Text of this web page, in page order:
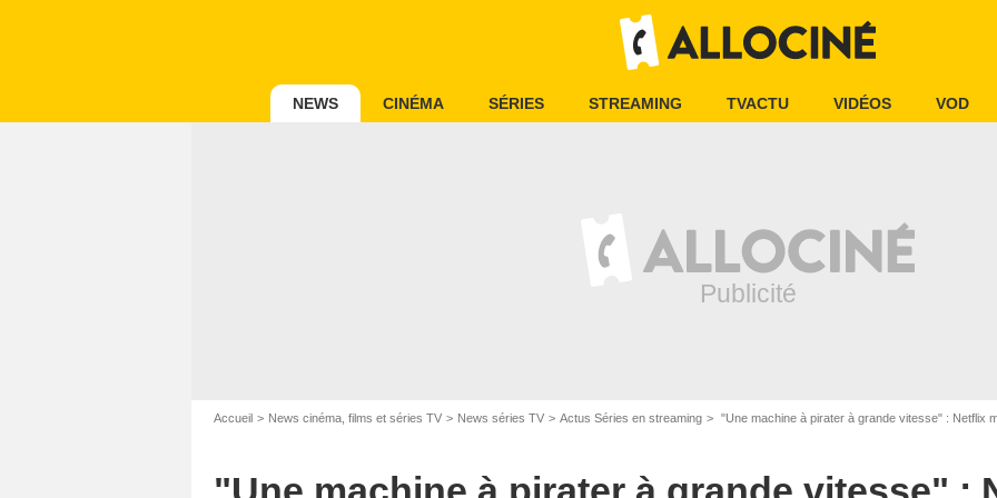
NEWS CINÉMA SÉRIES STREAMING TVACTU VIDÉOS VOD
Accueil News cinéma, films et séries TV News séries TV Actus Séries en streaming "Une machine à pirater à grande vitesse" : Netflix menace d’attaquer